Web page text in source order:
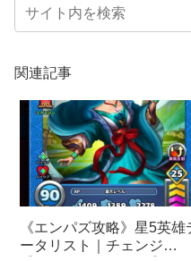
関連記事
《エンパズ攻略》星5英雄
ータリスト｜チェンジ